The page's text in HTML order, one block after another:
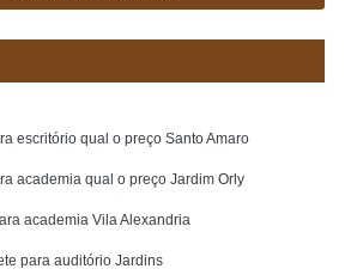
escritório qual o preço Santo Amaro
academia qual o preço Jardim Orly
academia Vila Alexandria
para auditório Jardins